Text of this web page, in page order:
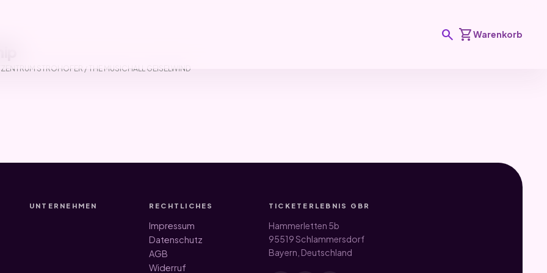
search shopping_cartWarenkorb
STROHOFER / THE MUSICHALL GEISELWIND
UNTERNEHMEN RECHTLICHES
Impressum
Datenschutz
AGB
Widerruf
TICKETERLEBNIS GBR
Hammerletten 5b
95519 Schlammersdorf
Bayern, Deutschland